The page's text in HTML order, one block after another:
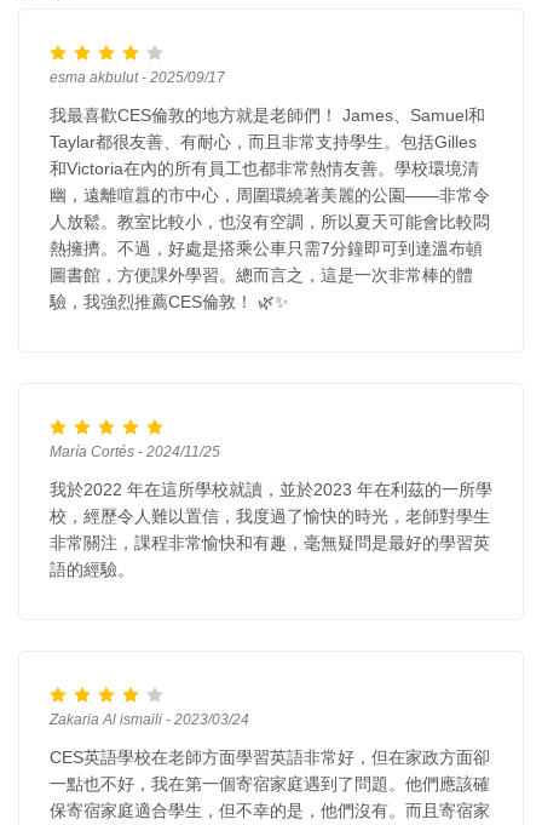
esma akbulut - 2025/09/17
我最喜歡CES倫敦的地方就是老師們！ James、Samuel和
Taylar都很友善、有耐心，而且非常支持學生。包括Gilles
和Victoria在內的所有員工也都非常熱情友善。學校環境清
幽，遠離喧囂的市中心，周圍環繞著美麗的公園——非常令
人放鬆。教室比較小，也沒有空調，所以夏天可能會比較悶
熱擁擠。不過，好處是搭乘公車只需7分鐘即可到達溫布頓
圖書館，方便課外學習。總而言之，這是一次非常棒的體
驗，我強烈推薦CES倫敦！ 🌿✨
María Cortés - 2024/11/25
我於2022 年在這所學校就讀，並於2023 年在利茲的一所學
校，經歷令人難以置信，我度過了愉快的時光，老師對學生
非常關注，課程非常愉快和有趣，毫無疑問是最好的學習英
語的經驗。
Zakaria Al ismaili - 2023/03/24
CES英語學校在老師方面學習英語非常好，但在家政方面卻
一點也不好，我在第一個寄宿家庭遇到了問題。他們應該確
保寄宿家庭適合學生，但不幸的是，他們沒有。而且寄宿家